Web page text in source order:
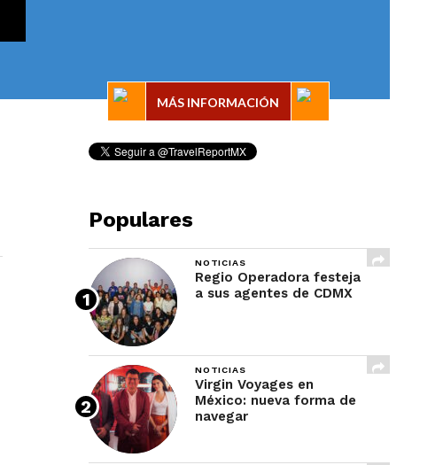
MÁS INFORMACIÓN
Populares
NOTICIAS
Regio Operadora festeja
a sus agentes de CDMX
NOTICIAS
Virgin Voyages en
México: nueva forma de
navegar